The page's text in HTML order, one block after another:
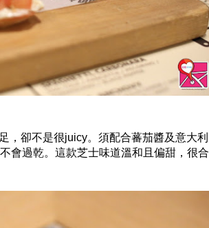
，卻不是很juicy。須配合蕃茄醬及意大利
會過乾。這款芝士味道溫和且偏甜，很合